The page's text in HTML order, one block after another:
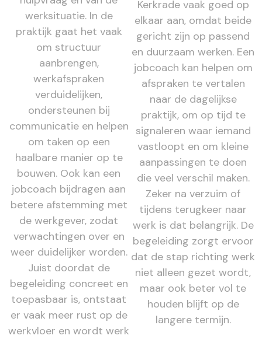
werksituatie. In de
praktijk gaat het vaak
om structuur
aanbrengen,
werkafspraken
verduidelijken,
ondersteunen bij
communicatie en helpen
om taken op een
haalbare manier op te
bouwen. Ook kan een
jobcoach bijdragen aan
betere afstemming met
de werkgever, zodat
verwachtingen over en
weer duidelijker worden.
Juist doordat de
begeleiding concreet en
toepasbaar is, ontstaat
er vaak meer rust op de
werkvloer en wordt werk
Kerkrade vaak goed op
elkaar aan, omdat beide
gericht zijn op passend
en duurzaam werken. Een
jobcoach kan helpen om
afspraken te vertalen
naar de dagelijkse
praktijk, om op tijd te
signaleren waar iemand
vastloopt en om kleine
aanpassingen te doen
die veel verschil maken.
Zeker na verzuim of
tijdens terugkeer naar
werk is dat belangrijk. De
begeleiding zorgt ervoor
dat de stap richting werk
niet alleen gezet wordt,
maar ook beter vol te
houden blijft op de
langere termijn.